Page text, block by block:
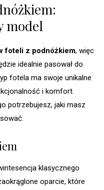
model
foteli z podnóżkiem, więc
idealnie pasował do
fotela ma swoje unikalne
i komfort.
potrzebujesz, jaki masz
klasycznego
oparcie, które